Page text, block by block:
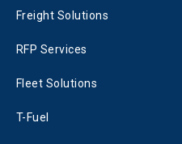
Freight Solutions
RFP Services
Fleet Solutions
T-Fuel